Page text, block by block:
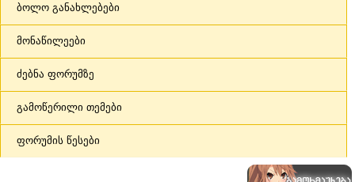
ბოლო განახლებები
მონაწილეები
ძებნა ფორუმზე
გამოწერილი თემები
ფორუმის წესები